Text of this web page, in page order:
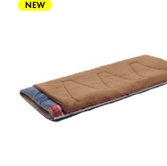
NEW